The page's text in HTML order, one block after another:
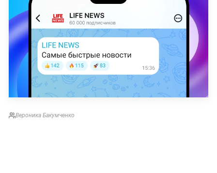
Вероника Бакумченко